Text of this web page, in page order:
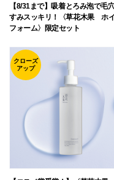
【8/31まで】吸着とろみ泡で毛
すみスッキリ！〈草花木果 ホ
フォーム〉限定セット
クローズ
アップ